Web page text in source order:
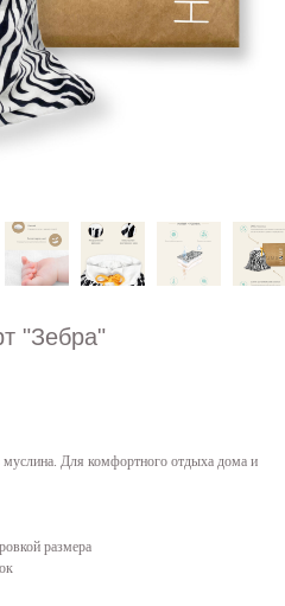
"Зебра"
муслина. Для комфортного отдыха дома и
размера